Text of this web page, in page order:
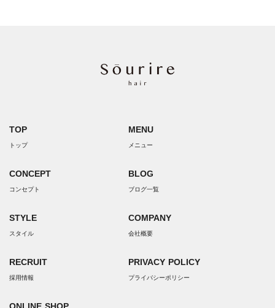
TOP
トップ
CONCEPT
コンセプト
STYLE
スタイル
RECRUIT
採用情報
MENU
メニュー
BLOG
ブログ一覧
COMPANY
会社概要
PRIVACY POLICY
プライバシーポリシー